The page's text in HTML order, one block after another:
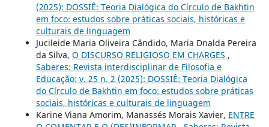
(2025): DOSSIÊ: Teoria Dialógica do Círculo de Bakhtin
em foco: estudos sobre práticas sociais, históricas e
culturais de linguagem
Jucileide Maria Oliveira Cândido, Maria Dnalda Pereira
da Silva, O DISCURSO RELIGIOSO EM CHARGES ,
Saberes: Revista interdisciplinar de Filosofia e
Educação: v. 25 n. 2 (2025): DOSSIÊ: Teoria Dialógica
do Círculo de Bakhtin em foco: estudos sobre práticas
sociais, históricas e culturais de linguagem
Karine Viana Amorim, Manassés Morais Xavier, ENTRE